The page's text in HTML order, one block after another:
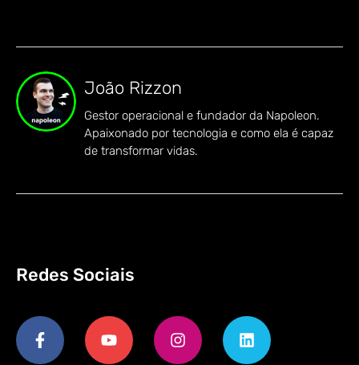
João Rizzon
Gestor operacional e fundador da Napoleon.
Apaixonado por tecnologia e como ela é capaz
de transformar vidas.
Redes Sociais